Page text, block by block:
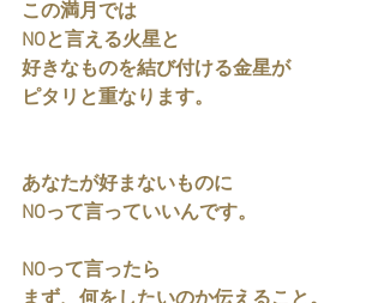
この満月では
NOと言える火星と
好きなものを結び付ける金星が
ピタリと重なります。
あなたが好まないものに
NOって言っていいんです。
NOって言ったら